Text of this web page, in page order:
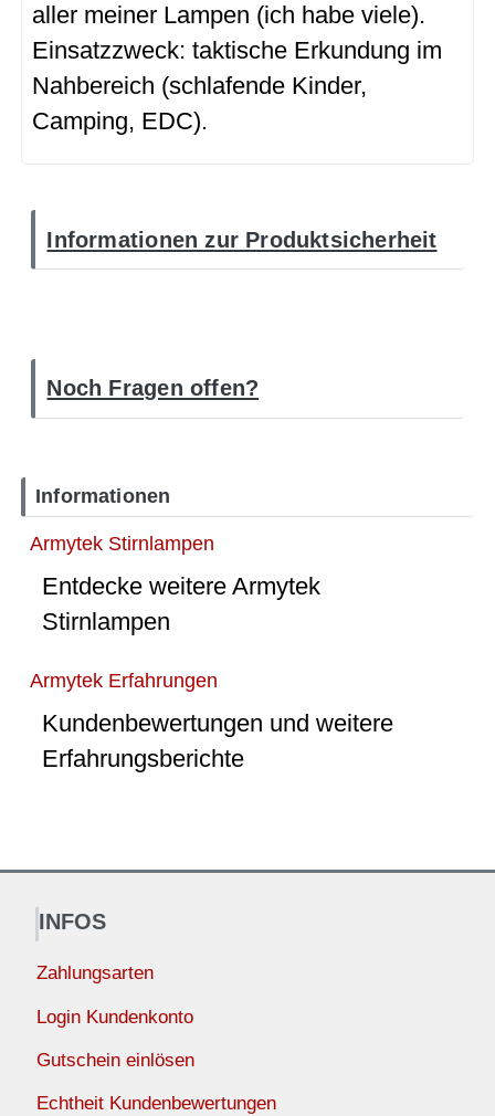
aller meiner Lampen (ich habe viele).
Einsatzzweck: taktische Erkundung im
Nahbereich (schlafende Kinder,
Camping, EDC).
Informationen zur Produktsicherheit
Noch Fragen offen?
Informationen
Armytek Stirnlampen
Entdecke weitere Armytek
Stirnlampen
Armytek Erfahrungen
Kundenbewertungen und weitere
Erfahrungsberichte
INFOS
Zahlungsarten
Login Kundenkonto
Gutschein einlösen
Echtheit Kundenbewertungen